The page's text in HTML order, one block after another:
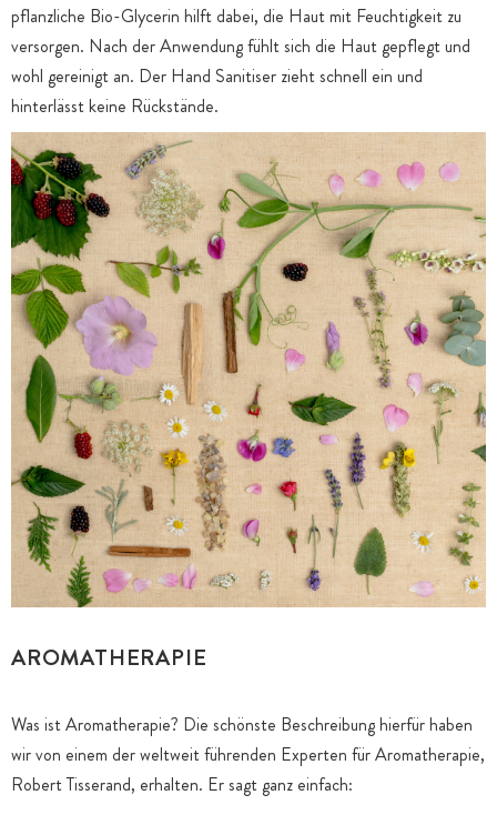
pflanzliche Bio-Glycerin hilft dabei, die Haut mit Feuchtigkeit zu
versorgen. Nach der Anwendung fühlt sich die Haut gepflegt und
wohl gereinigt an. Der Hand Sanitiser zieht schnell ein und
hinterlässt keine Rückstände.
AROMATHERAPIE
Was ist Aromatherapie? Die schönste Beschreibung hierfür haben
wir von einem der weltweit führenden Experten für Aromatherapie,
Robert Tisserand, erhalten. Er sagt ganz einfach: